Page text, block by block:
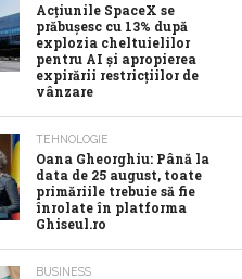
Acţiunile SpaceX se
prăbuşesc cu 13% după
explozia cheltuielilor
pentru AI şi apropierea
expirării restricţiilor de
vânzare
TEHNOLOGIE
Oana Gheorghiu: Până la
data de 25 august, toate
primăriile trebuie să fie
înrolate în platforma
Ghiseul.ro
BUSINESS